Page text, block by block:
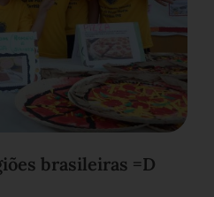
brasileiras =D